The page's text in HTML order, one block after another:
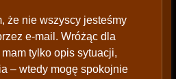
że nie wszyscy jesteśmy
e-mail. Wróżąc dla
tylko opis sytuacji,
– wtedy mogę spokojnie